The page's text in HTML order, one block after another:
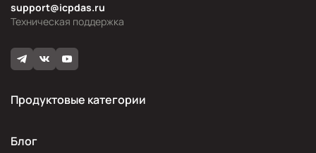
Техническая поддержка
support@icpdas.ru
Продуктовые категории
Блог